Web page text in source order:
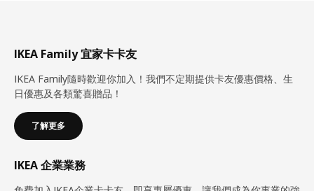
IKEA Family 宜家卡卡友
IKEA Family隨時歡迎你加入！我們不定期提供卡友優惠價格、生
日優惠及各類驚喜贈品！
了解更多
IKEA 企業業務